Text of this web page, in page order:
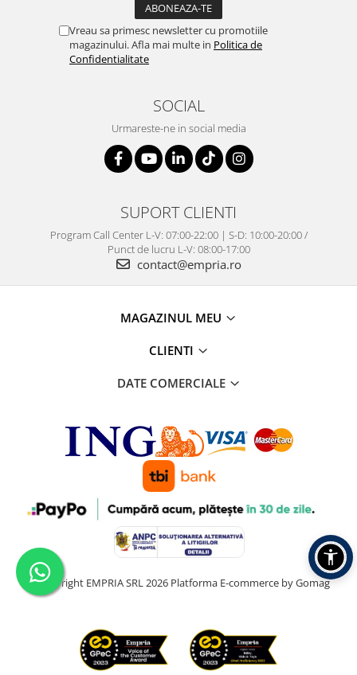
Vreau sa primesc newsletter cu promotiile
magazinului. Afla mai multe in Politica de
Confidentialitate
SOCIAL
Urmareste-ne in social media
SUPORT CLIENTI
Program Call Center L-V: 07:00-22:00 | S-D: 10:00-20:00 /
Punct de lucru L-V: 08:00-17:00
contact@empria.ro
MAGAZINUL MEU
CLIENTI
DATE COMERCIALE
©Copyright EMPRIA SRL 2026 Platforma E-commerce by Gomag